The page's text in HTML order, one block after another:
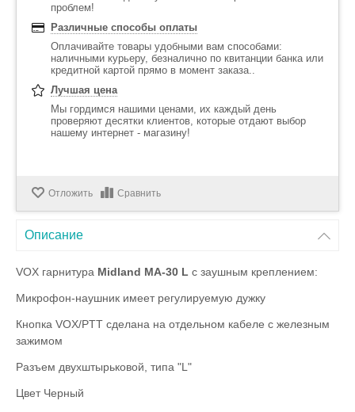
проблем!
Различные способы оплаты
Оплачивайте товары удобными вам способами:
наличными курьеру, безналично по квитанции банка или
кредитной картой прямо в момент заказа..
Лучшая цена
Мы гордимся нашими ценами, их каждый день
проверяют десятки клиентов, которые отдают выбор
нашему интернет - магазину!
Отложить Сравнить
Описание
VOX гарнитура Midland MA-30 L с заушным креплением:
Микрофон-наушник имеет регулируемую дужку
Кнопка VOX/PTT сделана на отдельном кабеле с железным
зажимом
Разъем двухштырьковой, типа "L"
Цвет Черный